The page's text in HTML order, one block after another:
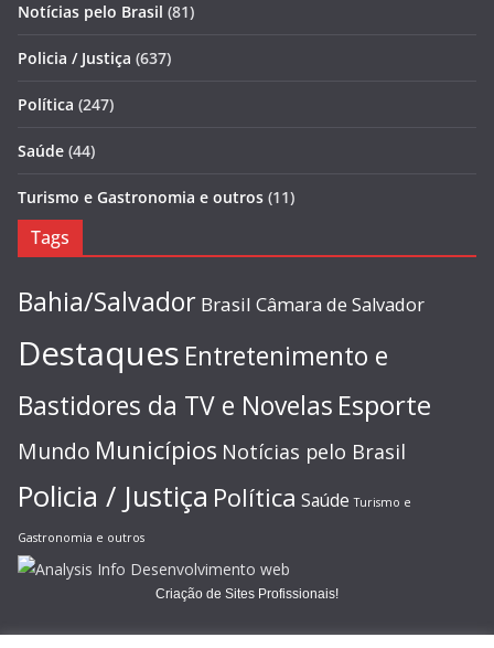
Notícias pelo Brasil (81)
Policia / Justiça (637)
Política (247)
Saúde (44)
Turismo e Gastronomia e outros (11)
Tags
Bahia/Salvador Brasil Câmara de Salvador
Destaques Entretenimento e
Bastidores da TV e Novelas Esporte
Mundo Municípios Notícias pelo Brasil
Policia / Justiça Política Saúde Turismo e
Gastronomia e outros
Criação de Sites Profissionais!